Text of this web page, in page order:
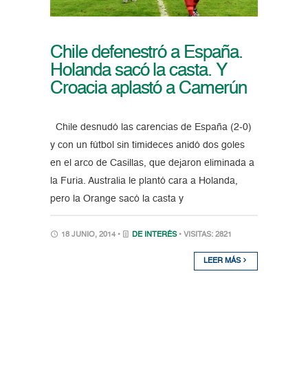
Chile defenestró a España.
Holanda sacó la casta. Y
Croacia aplastó a Camerún
Chile desnudó las carencias de España (2-0)
y con un fútbol sin timideces anidó dos goles
en el arco de Casillas, que dejaron eliminada a
la Furia. Australia le plantó cara a Holanda,
pero la Orange sacó la casta y
18 JUNIO, 2014 • DE INTERÉS • VISITAS: 2821
LEER MÁS